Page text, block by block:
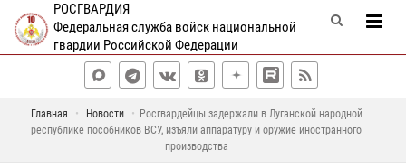
РОСГВАРДИЯ
Федеральная служба войск национальной
гвардии Российской Федерации
Главная Новости
Росгвардейцы задержали в Луганской народной
республике пособников ВСУ, изъяли аппаратуру и оружие иностранного
производства